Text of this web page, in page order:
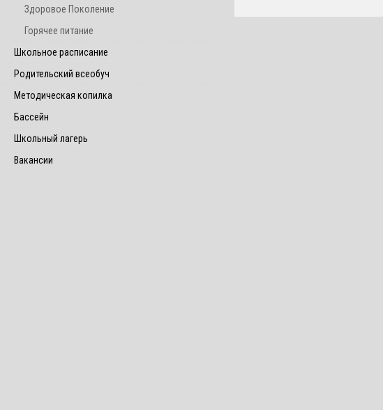
Здоровое Поколение
Горячее питание
Школьное расписание
Родительский всеобуч
Методическая копилка
Бассейн
Школьный лагерь
Вакансии